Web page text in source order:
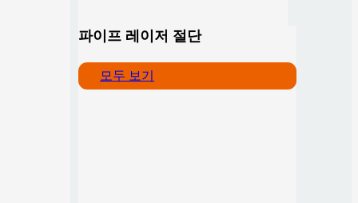
파이프 레이저 절단
모두 보기